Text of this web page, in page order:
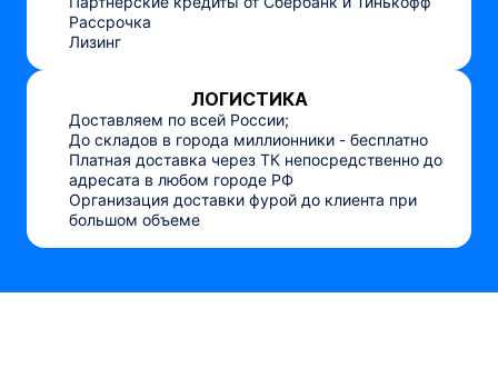
Рассрочка
Лизинг
ЛОГИСТИКА
Доставляем по всей России;
До складов в города миллионники - бесплатно
Платная доставка через ТК непосредственно до
адресата в любом городе РФ
Организация доставки фурой до клиента при
большом объеме